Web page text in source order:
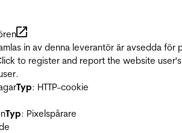
in av denna leverantör är avsedda
to register and report the website
Typ: HTTP-cookie
Typ: Pixelspårare